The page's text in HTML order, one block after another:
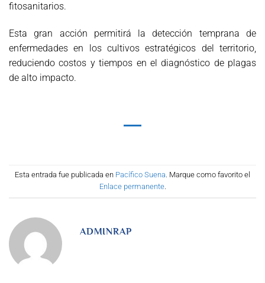
fitosanitarios.
Esta gran acción permitirá la detección temprana de
enfermedades en los cultivos estratégicos del territorio,
reduciendo costos y tiempos en el diagnóstico de plagas
de alto impacto.
Esta entrada fue publicada en Pacífico Suena. Marque como favorito el
Enlace permanente.
ADMINRAP